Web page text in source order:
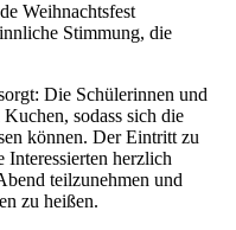
Weihnachtsfest
Stimmung, die
Die Schülerinnen und
sodass sich die
können. Der Eintritt zu
Interessierten herzlich
teilzunehmen und
zu heißen.